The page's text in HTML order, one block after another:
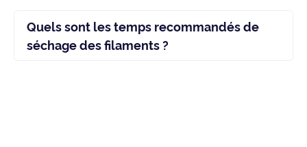
Quels sont les temps recommandés de
séchage des filaments ?